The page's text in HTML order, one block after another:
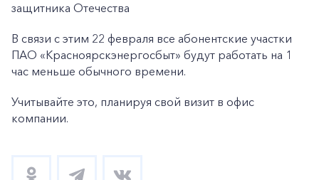
защитника Отечества
В связи с этим 22 февраля все абонентские участки
ПАО «Красноярскэнергосбыт» будут работать на 1
час меньше обычного времени.
Учитывайте это, планируя свой визит в офис
компании.